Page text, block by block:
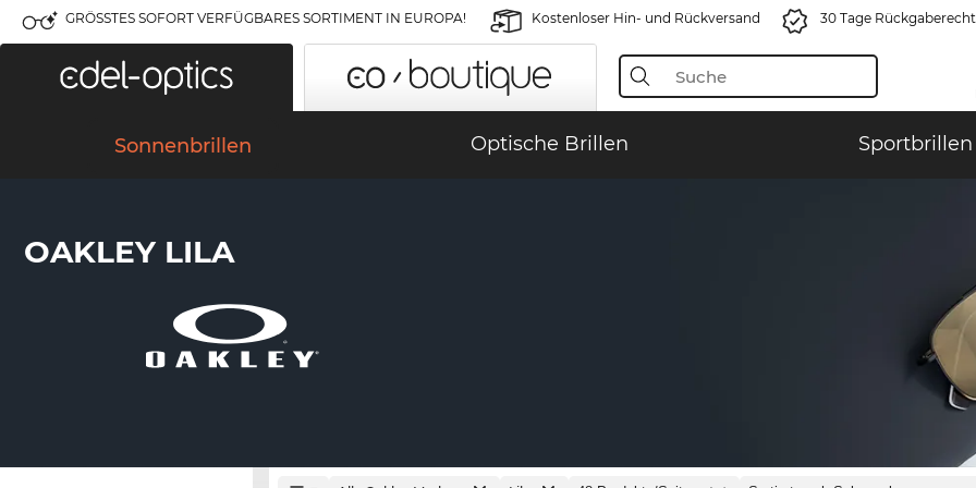
GRÖSSTES SOFORT VERFÜGBARES SORTIMENT IN EUROPA! Kostenloser Hin- und Rückversand 30 Tage Rückgaberecht
Sonnenbrillen Optische Brillen Sportbrillen
OAKLEY LILA